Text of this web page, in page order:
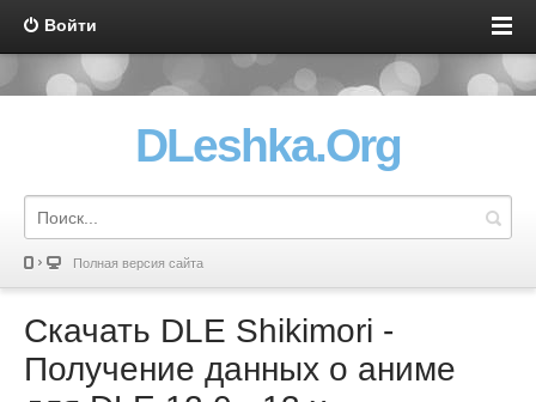
Войти
DLeshka.Org
Полная версия сайта
Скачать DLE Shikimori -
Получение данных о аниме